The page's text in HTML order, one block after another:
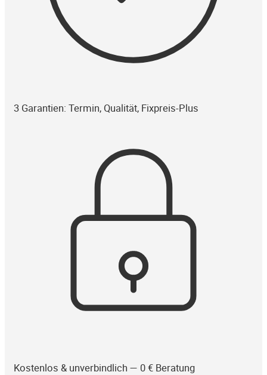
3 Garantien: Termin, Qualität, Fixpreis-Plus
Kostenlos & unverbindlich — 0 € Beratung